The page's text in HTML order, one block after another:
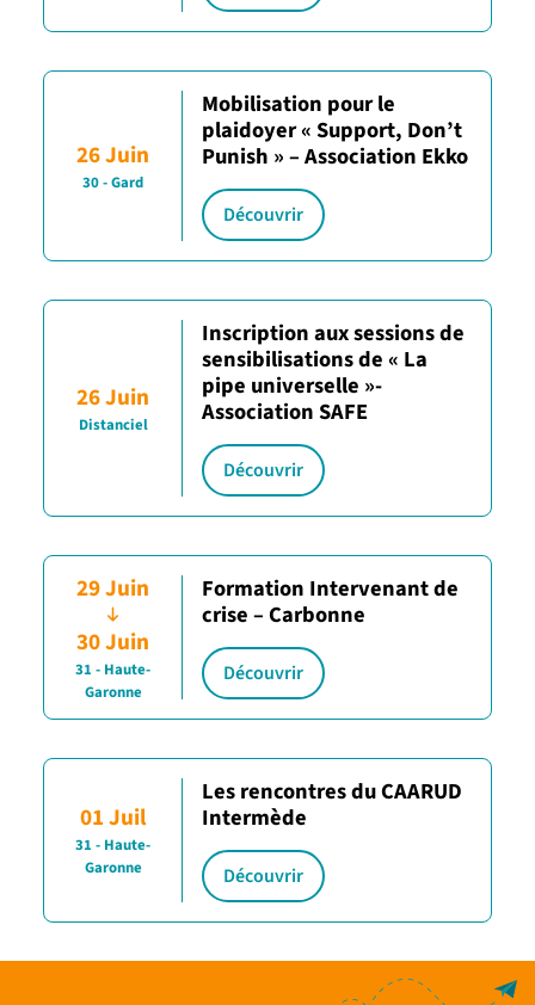
26 Juin
30 - Gard
Mobilisation pour le
plaidoyer « Support, Don’t
Punish » – Association Ekko
Découvrir
26 Juin
Distanciel
Inscription aux sessions de
sensibilisations de « La
pipe universelle »-
Association SAFE
Découvrir
29 Juin
30 Juin
31 - Haute-
Garonne
Formation Intervenant de
crise – Carbonne
Découvrir
01 Juil
31 - Haute-
Garonne
Les rencontres du CAARUD
Intermède
Découvrir